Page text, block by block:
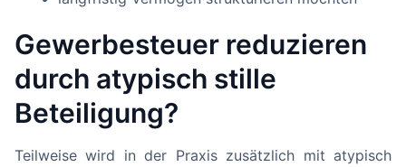
Gewerbesteuer reduzieren
durch atypisch stille
Beteiligung?
Teilweise wird in der Praxis zusätzlich mit atypisch